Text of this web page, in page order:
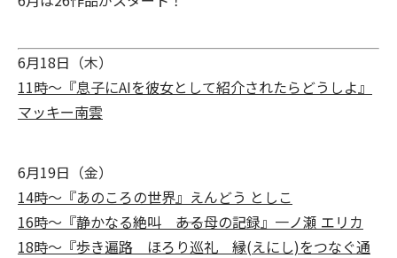
6月18日（木）
11時～『息子にAIを彼女として紹介されたらどうしよ』
マッキー南雲
6月19日（金）
14時～『あのころの世界』えんどう としこ
16時～『静かなる絶叫 ――ある母の記録』一ノ瀬 エリカ
18時～『歩き遍路 ほろり巡礼 縁(えにし)をつなぐ通